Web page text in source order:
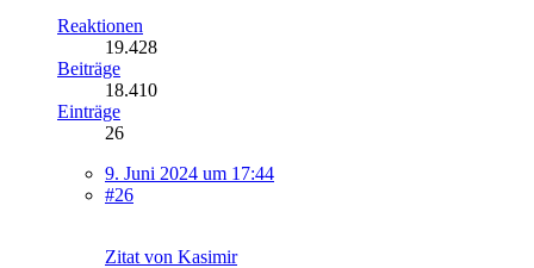
Reaktionen
19.428
Beiträge
18.410
Einträge
26
9. Juni 2024 um 17:44
#26
Zitat von Kasimir